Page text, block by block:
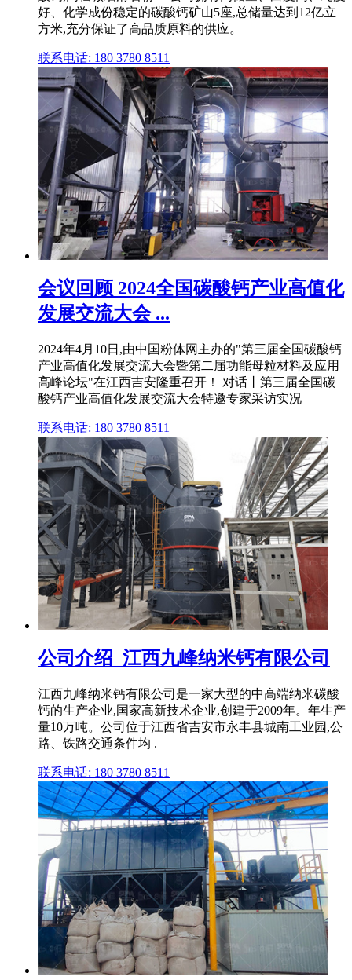
好、化学成份稳定的碳酸钙矿山5座,总储量达到12亿立
方米,充分保证了高品质原料的供应。
联系电话: 180 3780 8511
会议回顾 2024全国碳酸钙产业高值化
发展交流大会 ...
2024年4月10日,由中国粉体网主办的"第三届全国碳酸钙
产业高值化发展交流大会暨第二届功能母粒材料及应用
高峰论坛"在江西吉安隆重召开！ 对话丨第三届全国碳
酸钙产业高值化发展交流大会特邀专家采访实况
联系电话: 180 3780 8511
公司介绍_江西九峰纳米钙有限公司
江西九峰纳米钙有限公司是一家大型的中高端纳米碳酸
钙的生产企业,国家高新技术企业,创建于2009年。年生产
量10万吨。公司位于江西省吉安市永丰县城南工业园,公
路、铁路交通条件均 .
联系电话: 180 3780 8511